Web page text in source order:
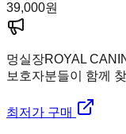
39,000원
멍실장ROYAL
보호자분들이 함께
최저가 구매